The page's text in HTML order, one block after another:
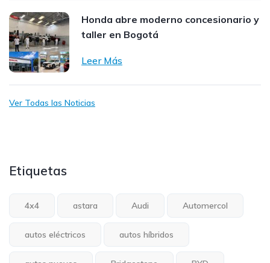
Honda abre moderno concesionario y
taller en Bogotá
Leer Más
Ver Todas las Noticias
Etiquetas
4x4 astara Audi Automercol
autos eléctricos autos híbridos